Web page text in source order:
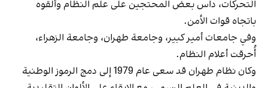
التحركات، داس بعض المحتجين على علم النظام وألقوه
باتجاه قوات الأمن.
وفي جامعات أمير كبير، وجامعة طهران، وجامعة الزهراء،
أُحرقت أعلام النظام.
وكان نظام طهران قد سعى عام 1979 إلى دمج الرموز الوطنية